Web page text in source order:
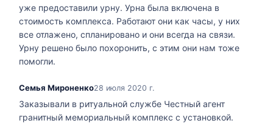
уже предоставили урну. Урна была включена в
стоимость комплекса. Работают они как часы, у них
все отлажено, спланировано и они всегда на связи.
Урну решено было похоронить, с этим они нам тоже
помогли.
Семья Мироненко28 июля 2020 г.
Заказывали в ритуальной службе Честный агент
гранитный мемориальный комплекс с установкой.